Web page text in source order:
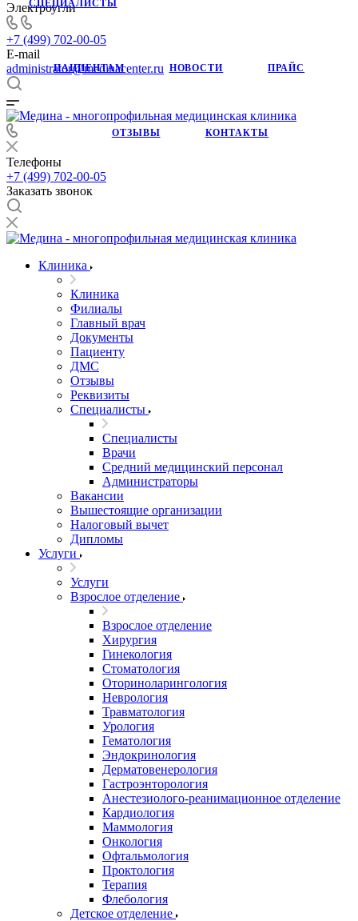
СПЕЦИАЛИСТЫ
ПАЦИЕНТАМ НОВОСТИ ПРАЙС
ОТЗЫВЫ КОНТАКТЫ
Электроугли
+7 (499) 702-00-05
E-mail
administrator@medinacenter.ru
Телефоны
+7 (499) 702-00-05
Заказать звонок
Клиника
Клиника
Филиалы
Главный врач
Документы
Пациенту
ДМС
Отзывы
Реквизиты
Специалисты
Специалисты
Врачи
Средний медицинский персонал
Администраторы
Вакансии
Вышестоящие организации
Налоговый вычет
Дипломы
Услуги
Услуги
Взрослое отделение
Взрослое отделение
Хирургия
Гинекология
Стоматология
Оториноларингология
Неврология
Травматология
Урология
Гематология
Эндокринология
Дерматовенерология
Гастроэнторология
Анестезиолого-реанимационное отделение
Кардиология
Маммология
Онкология
Офтальмология
Проктология
Терапия
Флебология
Детское отделение